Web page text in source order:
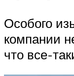
Особого
компании
что все-